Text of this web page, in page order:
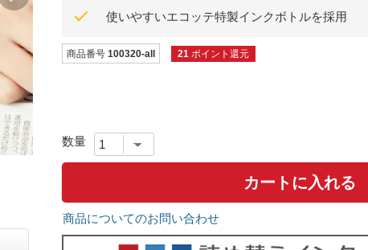
使いやすいエコッテ特製インクボトルを採用
商品番号 100320-all 21 ポイント還元
カートに入れる
商品についてのお問い合わせ